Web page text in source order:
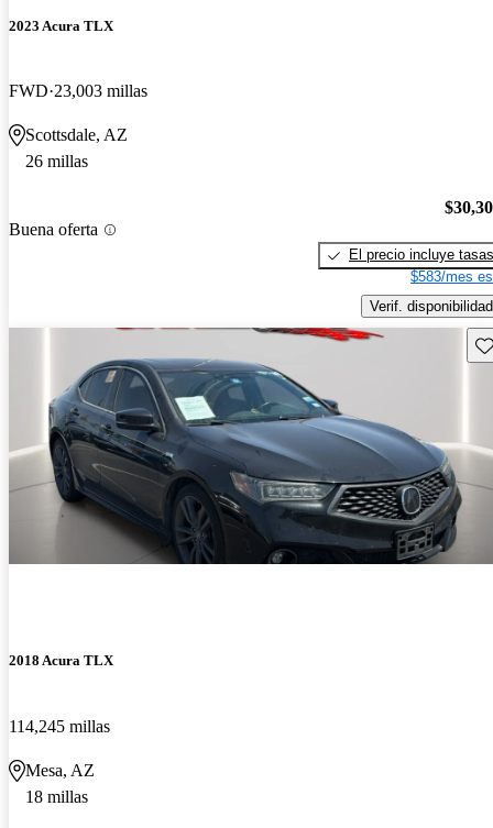
2023 Acura TLX
FWD 23,003 millas
Scottsdale, AZ
26 millas
Buena oferta
El precio incluye tasas
$583/mes
Verif. disponibilidad
2018 Acura TLX
114,245 millas
Mesa, AZ
18 millas